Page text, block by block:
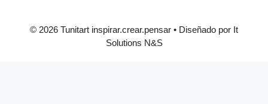
© 2026 Tunitart inspirar.crear.pensar • Diseñado por It
Solutions N&S